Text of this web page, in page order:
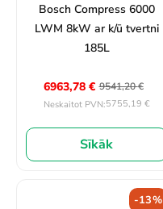
Bosch Compress 6000
LWM 8kW ar k/ū tvertni
185L
9541,20€
6963,78 €
Neskaitot PVN:5755,19 €
Sīkāk
-13%